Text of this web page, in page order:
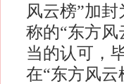
风云榜”加
称的“东方
当的认可，
在“东方风